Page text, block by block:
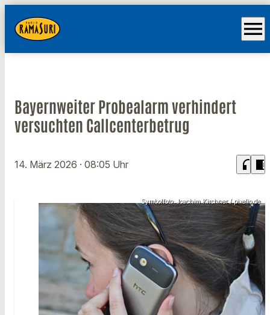
menu
Bayernweiter Probealarm verhindert
versuchten Callcenterbetrug
14. März 2026 · 08:05 Uhr headphones chrome_reader_mode
Symbolfoto: Joachim Kirchner / pixelio.de